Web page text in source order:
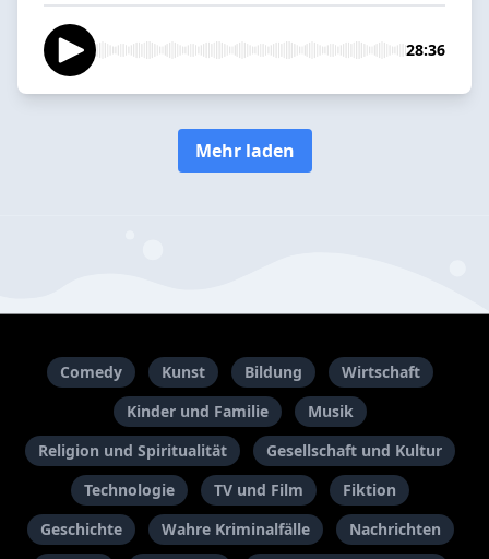
28:36
Mehr laden
Comedy Kunst Bildung
Wirtschaft
Kinder und Familie
Musik
Religion und Spiritualität
Gesellschaft und Kultur
Technologie
TV und Film
Fiktion
Geschichte
Wahre Kriminalfälle
Nachrichten